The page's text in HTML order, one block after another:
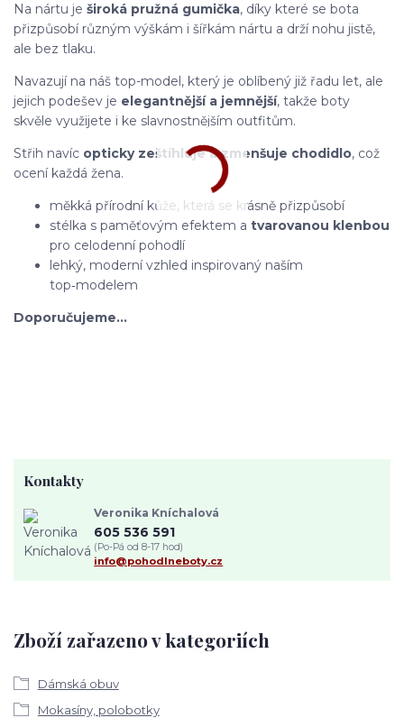
Na nártu je široká pružná gumička, díky které se bota
přizpůsobí různým výškám i šířkám nártu a drží nohu jistě,
ale bez tlaku.
Navazují na náš top-model, který je oblíbený již řadu let, ale
jejich podešev je elegantnější a jemnější, takže boty
skvěle využijete i ke slavnostnějším outfitům.
Střih navíc opticky zeštíhluje a zmenšuje chodidlo, což
ocení každá žena.
měkká přírodní kůže, která se krásně přizpůsobí
stélka s paměťovým efektem a tvarovanou klenbou
pro celodenní pohodlí
lehký, moderní vzhled inspirovaný naším
top‑modelem
Doporučujeme…
Zboží zařazeno v kategoriích
Dámská obuv
Mokasíny, polobotky
Kontakty
Veronika Kníchalová
605 536 591
(Po-Pá od 8-17 hod)
info@pohodlneboty.cz